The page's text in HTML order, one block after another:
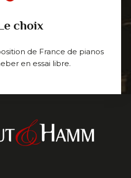
choix
de France de pianos
en essai libre.